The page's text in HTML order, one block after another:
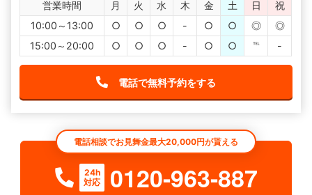
営業時間 月 火 水 木 金 土 日
祝
10:00～13:00
○ ○ ○ - ○ ○ ◎
◎
15:00～20:00
○ ○ ○ - ○ ○ ℡ -
電話で無料予約をする
電話相談でお見舞金最大20,000円が貰える
24h
対応
0120-963-887